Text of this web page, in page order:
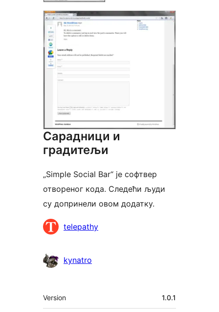
Сарадници и
градитељи
„Simple Social Bar“ је софтвер
отвореног кода. Следећи људи
су допринели овом додатку.
Сарадници
telepathy
kynatro
Мета
Version 1.0.1